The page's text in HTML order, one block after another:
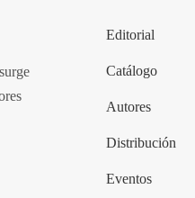
Editorial
Catálogo
Autores
Distribución
Eventos